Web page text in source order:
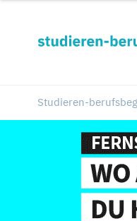
Studieren-